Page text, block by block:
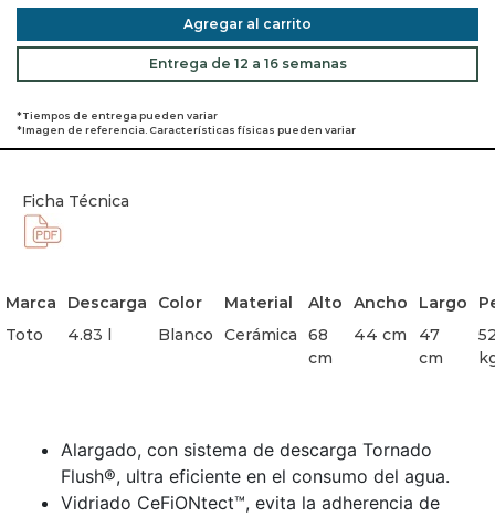
Agregar al carrito
Entrega de 12 a 16 semanas
*Tiempos de entrega pueden variar
*Imagen de referencia. Características físicas pueden variar
Ficha Técnica
Marca Descarga Color Material Alto Ancho Largo
Toto
4.83 l Blanco Cerámica
68
cm
44 cm
47
cm
Alargado, con sistema de descarga Tornado
Flush®, ultra eficiente en el consumo del agua.
Vidriado CeFiONtect™, evita la adherencia de